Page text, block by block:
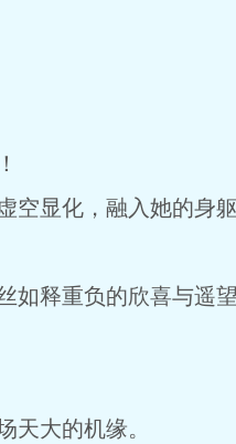
显化，融入她的身躯
如释重负的欣喜与遥
天大的机缘。